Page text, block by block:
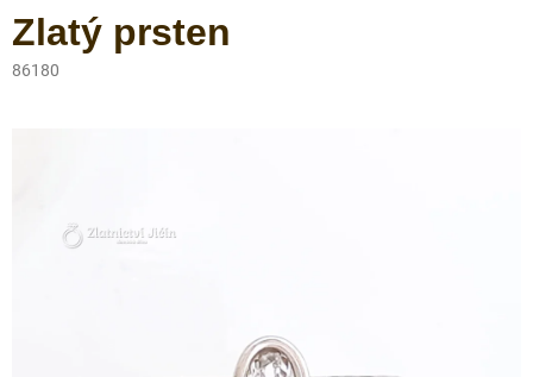
Zlatý prsten
86180